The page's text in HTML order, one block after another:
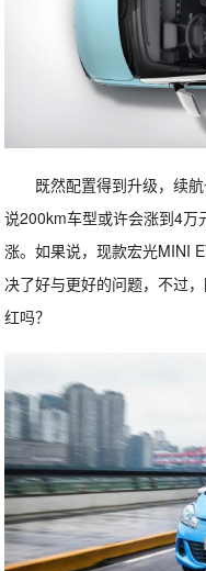
既然配置得到升级，续
说200km车型或许会涨到4万
涨。如果说，现款宏光MINI
决了好与更好的问题，不过
红吗？